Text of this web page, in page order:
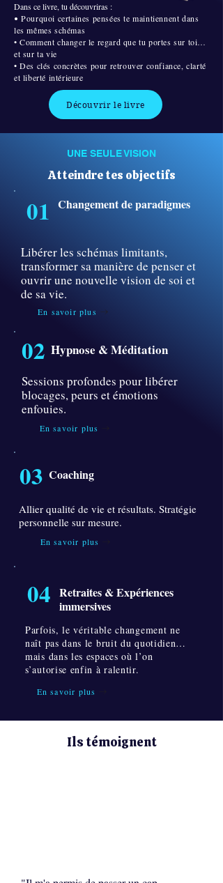
Dans ce livre, tu découvriras :
• Pourquoi certaines pensées te maintiennent dans
les mêmes schémas
• Comment changer le regard que tu portes sur toi…
et sur ta vie
• Des clés concrètes pour retrouver confiance, clarté
et liberté intérieure
Découvrir le livre
UNE SEULE VISION
Atteindre tes objectifs
01 Changement de paradigmes
Libérer les schémas limitants,
transformer sa manière de penser et
ouvrir une nouvelle vision de soi et
de sa vie.
En savoir plus
02 Hypnose & Méditation
Sessions profondes pour libérer
blocages, peurs et émotions
enfouies.
En savoir plus
03 Coaching
Allier qualité de vie et résultats. Stratégie
personnelle sur mesure.
En savoir plus
04 Retraites & Expériences
immersives
Parfois, le véritable changement ne
naît pas dans le bruit du quotidien…
mais dans les espaces où l’on
s’autorise enfin à ralentir.
En savoir plus
Ils témoignent